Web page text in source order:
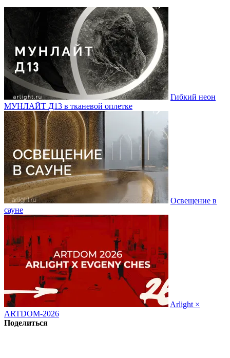
Гибкий неон
МУНЛАЙТ Д13 в тканевой оплетке
Освещение в
сауне
Arlight ×
ARTDOM-2026
Поделиться